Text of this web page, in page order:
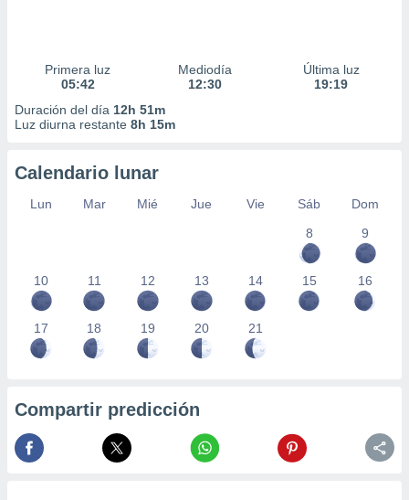
Primera luz
05:42
Mediodía
12:30
Última luz
19:19
Duración del día 12h 51m
Luz diurna restante 8h 15m
Calendario lunar
Lun Mar Mié Jue Vie Sáb
Dom
8
9
10 11 12 13 14 15 16
17 18 19 20 21
Compartir predicción